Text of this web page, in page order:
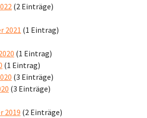
(2 Einträge)
2021 (1 Eintrag)
(1 Eintrag)
(1 Eintrag)
(3 Einträge)
(3 Einträge)
2019 (2 Einträge)